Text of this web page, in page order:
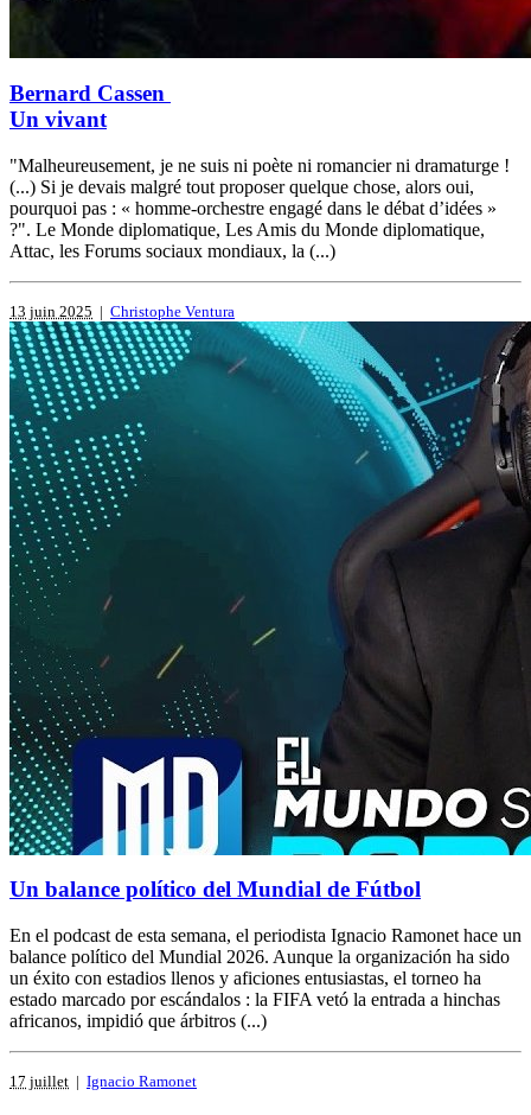
Bernard Cassen
Un vivant
"Malheureusement, je ne suis ni poète ni romancier ni dramaturge !
(...) Si je devais malgré tout proposer quelque chose, alors oui,
pourquoi pas : « homme-orchestre engagé dans le débat d’idées »
?". Le Monde diplomatique, Les Amis du Monde diplomatique,
Attac, les Forums sociaux mondiaux, la (...)
13 juin 2025 | Christophe Ventura
Un balance político del Mundial de Fútbol
En el podcast de esta semana, el periodista Ignacio Ramonet hace un
balance político del Mundial 2026. Aunque la organización ha sido
un éxito con estadios llenos y aficiones entusiastas, el torneo ha
estado marcado por escándalos : la FIFA vetó la entrada a hinchas
africanos, impidió que árbitros (...)
17 juillet | Ignacio Ramonet